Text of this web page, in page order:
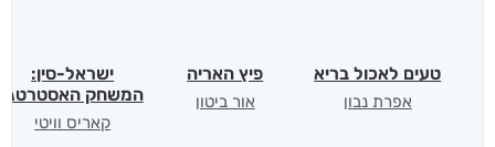
טעים לאכול בריא
אפרת נבון
פיץ האריה
אור ביטון
ישראל-סין:
המשחק האסטרטגי
קאריס וויטי